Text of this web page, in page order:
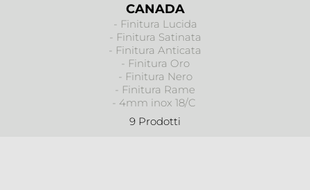
CANADA
- Finitura Lucida
- Finitura Satinata
- Finitura Anticata
- Finitura Oro
- Finitura Nero
- Finitura Rame
- 4mm inox 18/C
9 Prodotti